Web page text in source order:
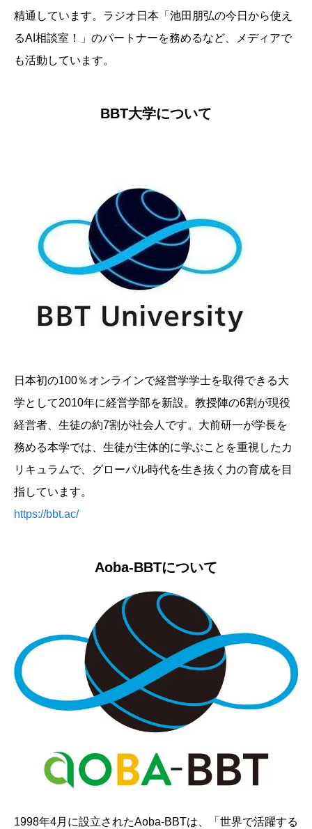
精通しています。ラジオ日本「池田朋弘の今日から使え
るAI相談室！」のパートナーを務めるなど、メディアで
も活動しています。
BBT大学について
日本初の100％オンラインで経営学学士を取得できる大
学として2010年に経営学部を新設。教授陣の6割が現役
経営者、生徒の約7割が社会人です。大前研一が学長を
務める本学では、生徒が主体的に学ぶことを重視したカ
リキュラムで、グローバル時代を生き抜く力の育成を目
指しています。
https://bbt.ac/
Aoba-BBTについて
1998年4月に設立されたAoba-BBTは、「世界で活躍する